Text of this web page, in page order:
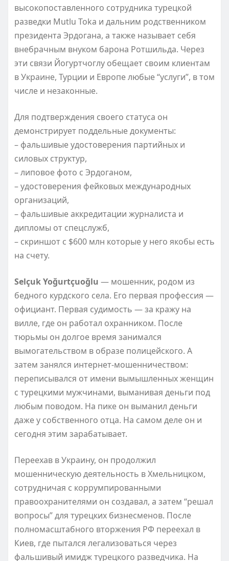
высокопоставленного сотрудника турецкой
разведки Mutlu Toka и дальним родственником
президента Эрдогана, а также называет себя
внебрачным внуком барона Ротшильда. Через
эти связи Йогуртчоглу обещает своим клиентам
в Украине, Турции и Европе любые “услуги”, в том
числе и незаконные.
Для подтверждения своего статуса он
демонстрирует поддельные документы:
– фальшивые удостоверения партийных и
силовых структур,
– липовое фото с Эрдоганом,
– удостоверения фейковых международных
организаций,
– фальшивые аккредитации журналиста и
дипломы от спецслужб,
– скриншот с $600 млн которые у него якобы есть
на счету.
Selçuk Yoğurtçuoğlu — мошенник, родом из
бедного курдского села. Его первая профессия —
официант. Первая судимость — за кражу на
вилле, где он работал охранником. После
тюрьмы он долгое время занимался
вымогательством в образе полицейского. А
затем занялся интернет-мошенничеством:
переписывался от имени вымышленных женщин
с турецкими мужчинами, выманивая деньги под
любым поводом. На пике он выманил деньги
даже у собственного отца. На самом деле он и
сегодня этим зарабатывает.
Переехав в Украину, он продолжил
мошенническую деятельность в Хмельницком,
сотрудничая с коррумпированными
правоохранителями он создавал, а затем “решал
вопросы” для турецких бизнесменов. После
полномасштабного вторжения РФ переехал в
Киев, где пытался легализоваться через
фальшивый имидж турецкого разведчика. На